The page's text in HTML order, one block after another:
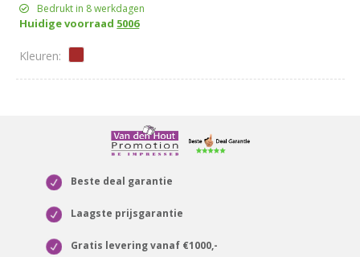
Bedrukt in 8 werkdagen
Huidige voorraad 5006
Beste deal garantie
Laagste prijsgarantie
Gratis levering vanaf €1000,-